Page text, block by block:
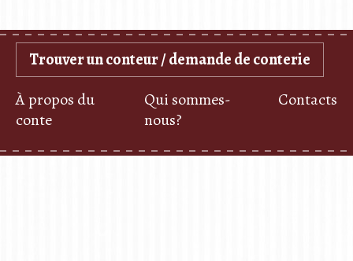
Trouver un conteur / demande de conterie
À propos du
conte
Qui sommes-
nous?
Contacts